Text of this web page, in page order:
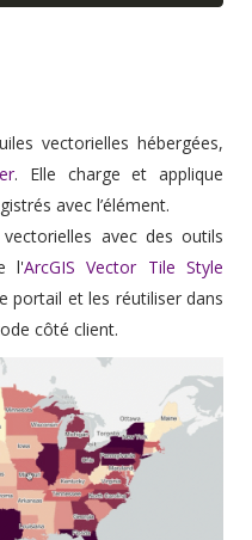
vectorielles hébergées,
. Elle charge et applique
avec l’élément.
avec des outils
l'ArcGIS Vector Tile Style
portail et les réutiliser dans
côté client.